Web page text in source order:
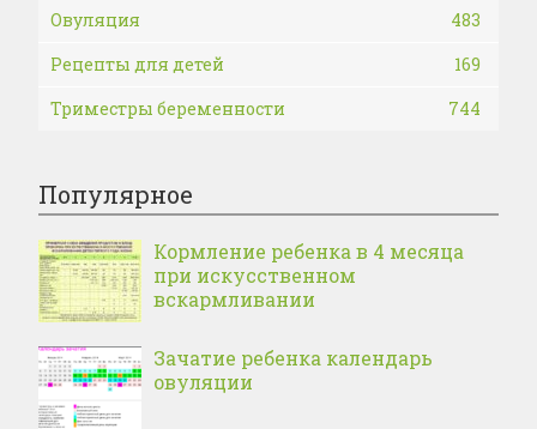
Овуляция
483
Рецепты для детей
169
Триместры беременности
744
Популярное
Кормление ребенка в 4 месяца
при искусственном
вскармливании
Зачатие ребенка календарь
овуляции